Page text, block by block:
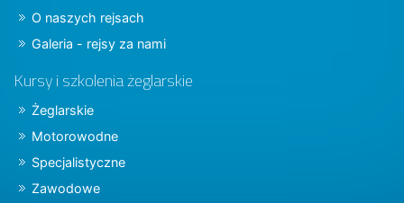
O naszych rejsach
Galeria - rejsy za nami
Kursy i szkolenia żeglarskie
Żeglarskie
Motorowodne
Specjalistyczne
Zawodowe